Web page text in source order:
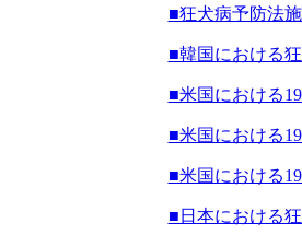
■狂犬病予防法
■韓国における
■米国における
■米国における
■米国における
■日本における